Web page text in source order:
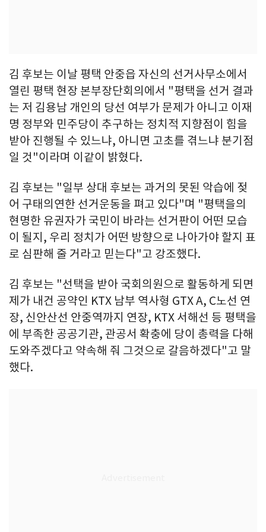
김 후보는 이날 평택 안중읍 자신의 선거사무소에서
열린 평택 현장 본부장단회의에서 "평택을 선거 결과
는 저 김용남 개인의 당선 여부가 문제가 아니고 이재
명 정부와 민주당이 추구하는 정치적 지향점이 힘을
받아 진행될 수 있느냐, 아니면 고초를 겪느냐 분기점
일 것"이라며 이같이 밝혔다.
김 후보는 "일부 상대 후보는 과거의 못된 악습에 젖
어 구태의연한 선거운동을 펴고 있다"며 "평택을의
현명한 유권자가 국민이 바라는 선거판이 어떤 모습
이 될지, 우리 정치가 어떤 방향으로 나아가야 할지 표
로 심판해 줄 거라고 믿는다"고 강조했다.
김 후보는 "선택을 받아 국회의원으로 활동하게 되면
제가 내건 공약인 KTX 남부 역사형 GTX A, C노선 연
장, 신안산선 안중역까지 연장, KTX 서해선 등 평택을
에 부족한 공공기관, 관공서 확충에 당이 총력을 다해
도와주겠다고 약속해 줘 그것으로 갈음하겠다"고 말
했다.